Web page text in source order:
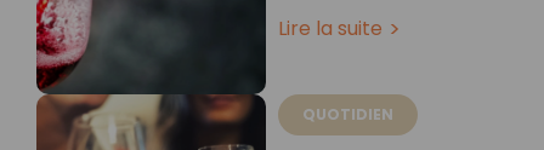
Lire la suite
QUOTIDIEN